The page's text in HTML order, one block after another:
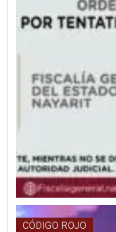
CÓDIGO ROJO